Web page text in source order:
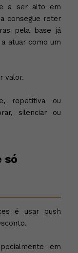
a ser alto em
consegue reter
pela base já
atuar como um
valor.
repetitiva ou
silenciar ou
só
é usar push
em